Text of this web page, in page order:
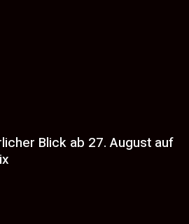
Blick ab 27. August auf